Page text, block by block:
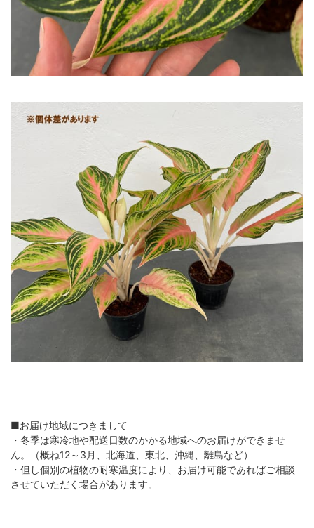
■お届け地域につきまして
・冬季は寒冷地や配送日数のかかる地域へのお届けができませ
ん。（概ね12～3月、北海道、東北、沖縄、離島など）
・但し個別の植物の耐寒温度により、お届け可能であればご相談
させていただく場合があります。